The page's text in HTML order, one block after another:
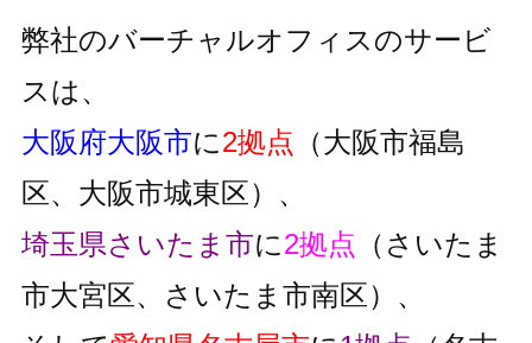
弊社のバーチャルオフィスのサービ
スは、
大阪府大阪市に2拠点 （大阪市福島
区、大阪市城東区）、
埼玉県さいたま市に2拠点 （さいたま
市大宮区、さいたま市南区）、